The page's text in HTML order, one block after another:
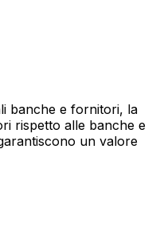
banche e fornitori, la
rispetto alle banche e
un valore